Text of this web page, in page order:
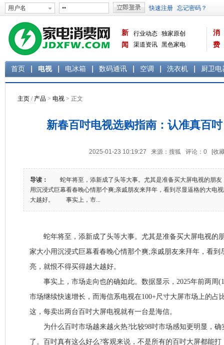
新
闻
行业动态 独家原创
渠道资讯 黑色家电
消
费
首页 电视 电冰箱 数码通讯 空调 洗衣机 厨卫电
主页 / 产品 > 电视 > 正文
新春百吋电视选购指南：认准真百
2025-01-23 10:19:27 来源：搜狐 评论： 0 [收
导读：
蛇年将至，添新成了头等大事。尤其是准备买大屏电视的朋友
用沉浸式巨幕看春晚心情那个爽;亲戚朋友来拜年，看到尽显逼格的大电
大越好。 事实上，市...
蛇年将至，添新成了头等大事。尤其是准备买大屏电视的
家大小用沉浸式巨幕看春晚心情那个爽;亲戚朋友来拜年，看到
亮，就恨不得买得越大越好。
事实上，市场走向也的确如此。数据显示，2025年前两周
市场继续快速增长，而海信系电视在100+尺寸大屏市场上的占
这，每卖出两台百吋大屏电视就有一台是海信。
为什么百吋市场越来越火热?比较98吋市场感知更明显，确
了。百吋真有这么好么?客观来说，不是所有的百吋大屏都能